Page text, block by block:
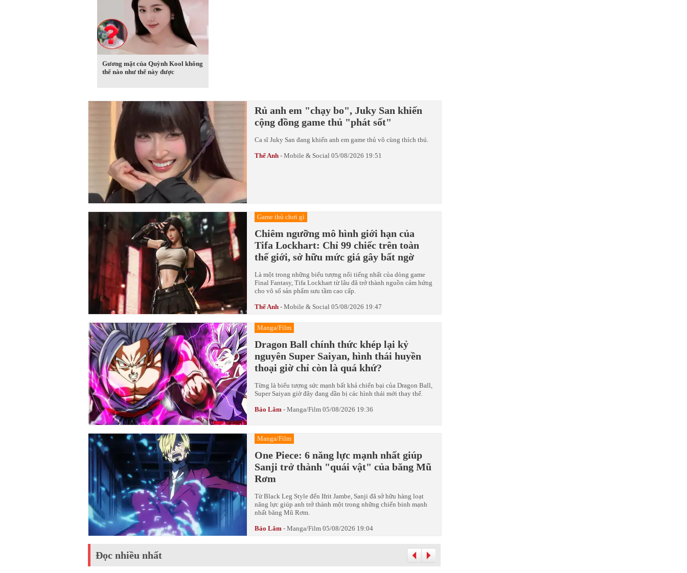
Gương mặt của Quỳnh Kool không
thể nào như thế này được
Rủ anh em "chạy bo", Juky San khiến
cộng đồng game thủ "phát sốt"
Ca sĩ Juky San đang khiến anh em game thủ vô cùng thích thú.
Thế Anh - Mobile & Social 05/08/2026 19:51
Game thủ chơi gì
Chiêm ngưỡng mô hình giới hạn của
Tifa Lockhart: Chỉ 99 chiếc trên toàn
thế giới, sở hữu mức giá gây bất ngờ
Là một trong những biểu tượng nổi tiếng nhất của dòng game
Final Fantasy, Tifa Lockhart từ lâu đã trở thành nguồn cảm hứng
cho vô số sản phẩm sưu tầm cao cấp.
Thế Anh - Mobile & Social 05/08/2026 19:47
Manga/Film
Dragon Ball chính thức khép lại kỷ
nguyên Super Saiyan, hình thái huyền
thoại giờ chỉ còn là quá khứ?
Từng là biểu tượng sức mạnh bất khả chiến bại của Dragon Ball,
Super Saiyan giờ đây đang dần bị các hình thái mới thay thế.
Bảo Lâm - Manga/Film 05/08/2026 19:36
Manga/Film
One Piece: 6 năng lực mạnh nhất giúp
Sanji trở thành "quái vật" của băng Mũ
Rơm
Từ Black Leg Style đến Ifrit Jambe, Sanji đã sở hữu hàng loạt
năng lực giúp anh trở thành một trong những chiến binh mạnh
nhất băng Mũ Rơm.
Bảo Lâm - Manga/Film 05/08/2026 19:04
Đọc nhiều nhất